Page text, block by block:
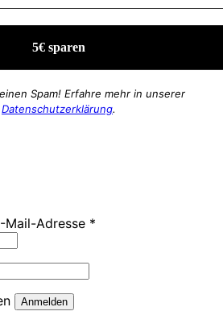
Spam! Erfahre mehr in unserer
Datenschutzerklärung.
Mail-Adresse *
Anmelden